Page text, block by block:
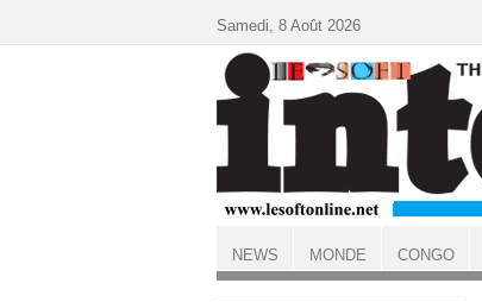
ACCUEIL
Samedi, 8 Août 2026
NEWS MONDE CONGO